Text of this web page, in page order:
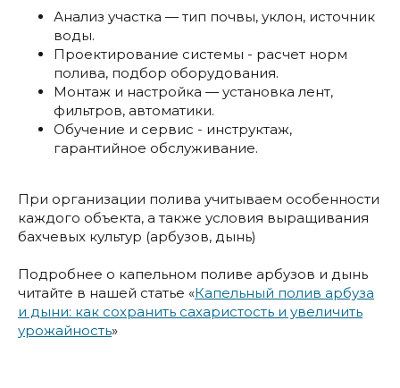
Анализ участка — тип почвы, уклон, источник
воды.
Проектирование системы - расчет норм
полива, подбор оборудования.
Монтаж и настройка — установка лент,
фильтров, автоматики.
Обучение и сервис - инструктаж,
гарантийное обслуживание.
При организации полива учитываем особенности
каждого объекта, а также условия выращивания
бахчевых культур (арбузов, дынь)
Подробнее о капельном поливе арбузов и дынь
читайте в нашей статье «Капельный полив арбуза
и дыни: как сохранить сахаристость и увеличить
урожайность»